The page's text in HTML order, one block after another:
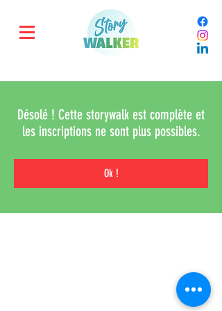
Désolé ! Cette storywalk est complète et
les inscriptions ne sont plus possibles.
Ok !